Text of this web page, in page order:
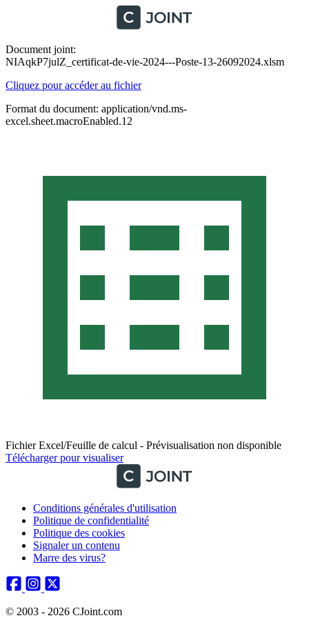
Document joint:
NIAqkP7julZ_certificat-de-vie-2024---Poste-13-26092024.xlsm
Cliquez pour accéder au fichier
Format du document: application/vnd.ms-
excel.sheet.macroEnabled.12
Fichier Excel/Feuille de calcul - Prévisualisation non disponible
Télécharger pour visualiser
Conditions générales d'utilisation
Politique de confidentialité
Politique des cookies
Signaler un contenu
Marre des virus?
© 2003 - 2026 CJoint.com